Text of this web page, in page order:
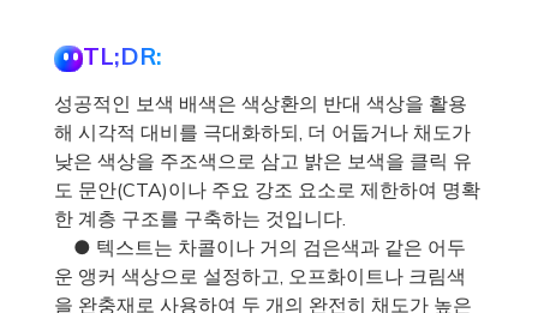
TL;DR:
성공적인 보색 배색은 색상환의 반대 색상을 활용
해 시각적 대비를 극대화하되, 더 어둡거나 채도가
낮은 색상을 주조색으로 삼고 밝은 보색을 클릭 유
도 문안(CTA)이나 주요 강조 요소로 제한하여 명확
한 계층 구조를 구축하는 것입니다.
● 텍스트는 차콜이나 거의 검은색과 같은 어두
운 앵커 색상으로 설정하고, 오프화이트나 크림색
을 완충재로 사용하여 두 개의 완전히 채도가 높은